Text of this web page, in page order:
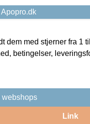
med stjerner fra 1
betingelser,
webshops
Link